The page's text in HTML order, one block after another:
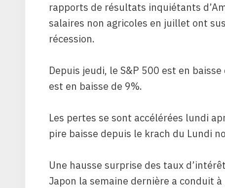
rapports de résultats inquiétants
salaires non agricoles en juillet ont
récession.
Depuis jeudi, le S&P 500 est en
est en baisse de 9%.
Les pertes se sont accélérées lundi
pire baisse depuis le krach du Lundi
Une hausse surprise des taux
Japon la semaine dernière a conduit